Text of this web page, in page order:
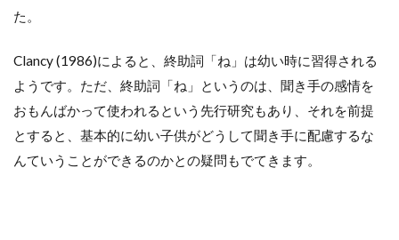
た。
Clancy (1986)によると、終助詞「ね」は幼い時に習得される
ようです。ただ、終助詞「ね」というのは、聞き手の感情を
おもんばかって使われるという先行研究もあり、それを前提
とすると、基本的に幼い子供がどうして聞き手に配慮するな
んていうことができるのかとの疑問もでてきます。